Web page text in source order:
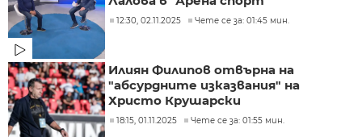
12:30, 02.11.2025 Чете се за: 01:45 мин.
Илиян Филипов отвърна на
"абсурдните изказвания" на
Христо Крушарски
18:15, 01.11.2025 Чете се за: 01:55 мин.